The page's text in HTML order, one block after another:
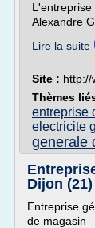
Alexandre
Lire la suite
Site : http://
Thèmes
entreprise
electricite
generale
Dijon (21)
Entreprise
de magasin